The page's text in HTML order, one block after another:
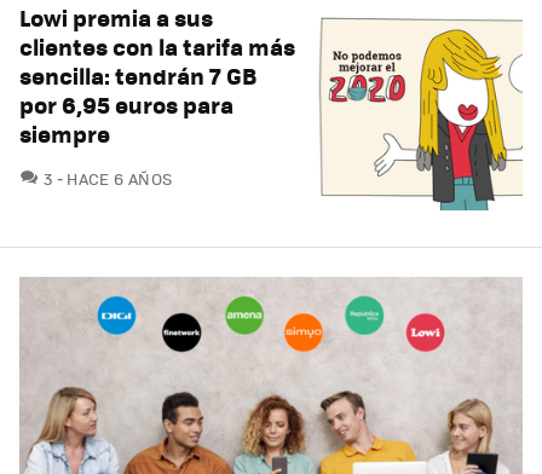
Lowi premia a sus
clientes con la tarifa más
sencilla: tendrán 7 GB
por 6,95 euros para
siempre
3 COMENTARIOS
HACE 6 AÑOS